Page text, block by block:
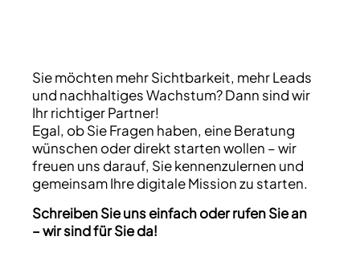
Sie möchten mehr Sichtbarkeit, mehr Leads
und nachhaltiges Wachstum? Dann sind wir
Ihr richtiger Partner!
Egal, ob Sie Fragen haben, eine Beratung
wünschen oder direkt starten wollen – wir
freuen uns darauf, Sie kennenzulernen und
gemeinsam Ihre digitale Mission zu starten.
Schreiben Sie uns einfach oder rufen Sie an
– wir sind für Sie da!